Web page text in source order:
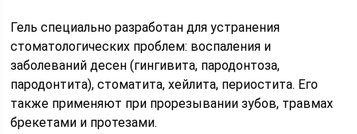
Гель специально разработан для устранения
стоматологических проблем: воспаления и
заболеваний десен (гингивита, пародонтоза,
пародонтита), стоматита, хейлита, периостита. Его
также применяют при прорезывании зубов, травмах
брекетами и протезами.